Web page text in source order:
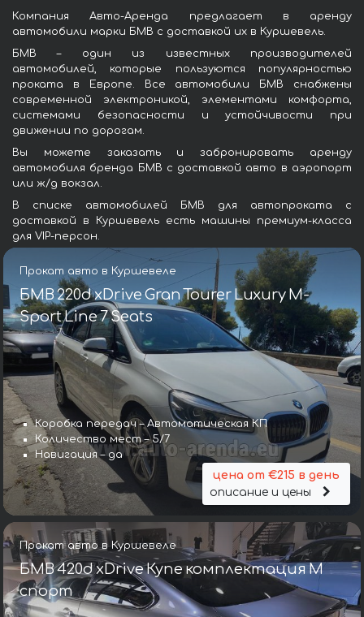
Компания Авто-Аренда предлагает в аренду
автомобили марки БМВ с доставкой их в Куршевель.
БМВ – один из известных производителей
автомобилей, которые пользуются популярностью
проката в Европе. Все автомобили БМВ снабжены
современной электроникой, элементами комфорта,
системами безопасности и устойчивости при
движении по дорогам.
Вы можете заказать и забронировать аренду
автомобиля бренда БМВ с доставкой авто в аэропорт
или ж/д вокзал.
В списке автомобилей БМВ для автопроката с
доставкой в Куршевель есть машины премиум-класса
для VIP-персон.
Прокат авто в Куршевеле
БМВ 220d xDrive Gran Tourer Luxury M-
Sport Line 7 Seats
Коробка передач – Автоматическая КП
Количество мест – 5/7
Навигация – да
цена от €215 в день
описание и цены
Прокат авто в Куршевеле
БМВ 420d xDrive Купе комплектация М
спорт